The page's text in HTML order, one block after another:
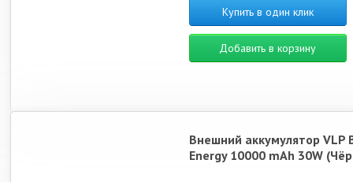
Купить в один клик
Добавить в корзину
Внешний аккумулятор VLP
Energy 10000 mAh 30W